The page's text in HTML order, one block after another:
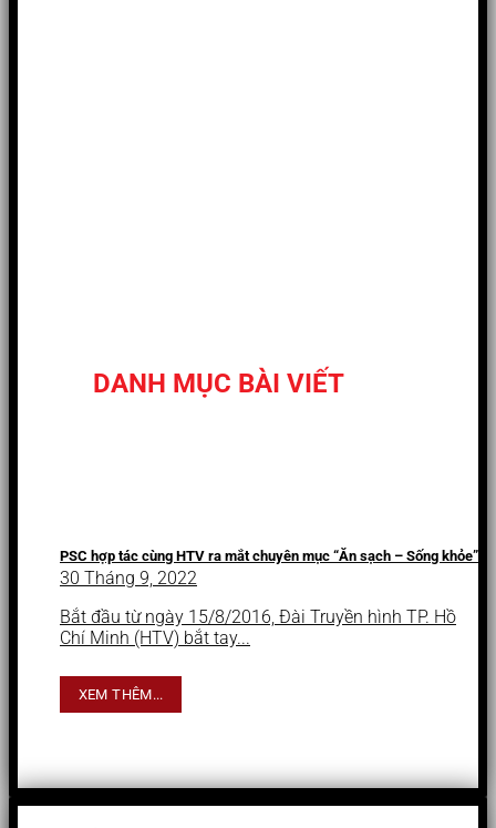
DANH MỤC BÀI VIẾT
PSC hợp tác cùng HTV ra mắt chuyên mục “Ăn sạch – Sống khỏe”
30 Tháng 9, 2022
Bắt đầu từ ngày 15/8/2016, Đài Truyền hình TP. Hồ
Chí Minh (HTV) bắt tay...
XEM THÊM...